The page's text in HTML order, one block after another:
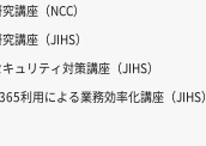
講座（NCC）
講座（JIHS）
ュリティ対策講座（JIHS）
利用による業務効率化講座（JIHS）